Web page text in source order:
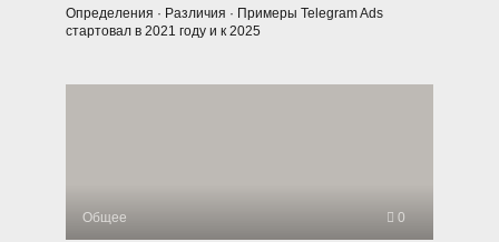
Определения · Различия · Примеры Telegram Ads
стартовал в 2021 году и к 2025
Общее 0